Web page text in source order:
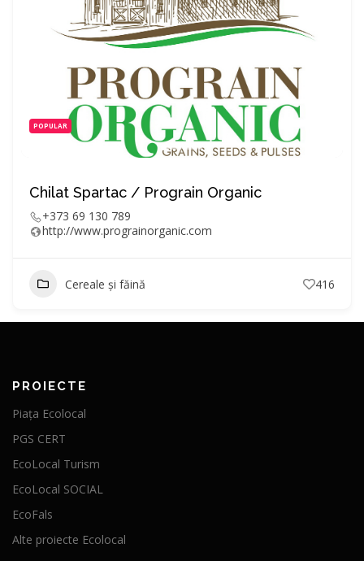
POPULAR
Chilat Spartac / Prograin Organic
+373 69 130 789
http://www.prograinorganic.com
Cereale și făină 416
PROIECTE
Piața Ecolocal
PGS CERT
EcoLocal Turism
EcoLocal SOCIAL
EcoFals
Alte proiecte Ecolocal